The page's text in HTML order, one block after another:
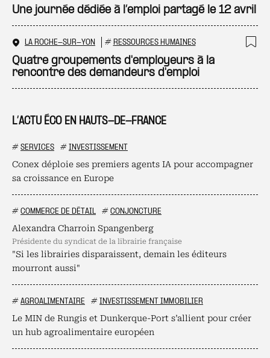
L’ACTU ÉCO EN HAUTS-DE-FRANCE
# SERVICES # INVESTISSEMENT
Conex déploie ses premiers agents IA pour accompagner
sa croissance en Europe
# COMMERCE DE DÉTAIL # CONJONCTURE
Alexandra Charroin Spangenberg
présidente du syndicat de la librairie française
"Si les librairies disparaissent, demain les éditeurs
mourront aussi"
# AGROALIMENTAIRE # INVESTISSEMENT IMMOBILIER
Le MIN de Rungis et Dunkerque-Port s’allient pour créer
un hub agroalimentaire européen
Une journée dédiée à l’emploi partagé le 12 avril
LA ROCHE-SUR-YON # RESSOURCES HUMAINES
Quatre groupements d'employeurs à la
rencontre des demandeurs d'emploi